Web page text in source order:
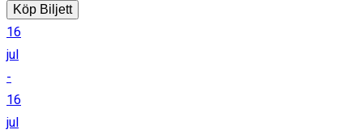
Köp Biljett
16
jul
-
16
jul